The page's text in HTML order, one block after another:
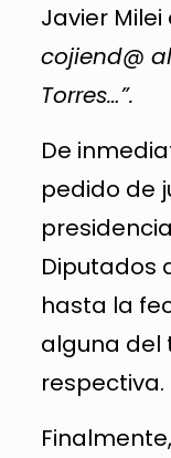
Javier Milei
cojiend@
Torres…”.
De
pedido de
Diputados
hasta la
alguna del
respectiva.